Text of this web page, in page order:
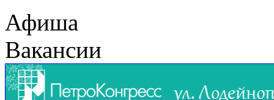
Афиша
Вакансии